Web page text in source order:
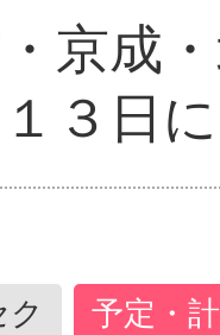
京成
３日
予定・